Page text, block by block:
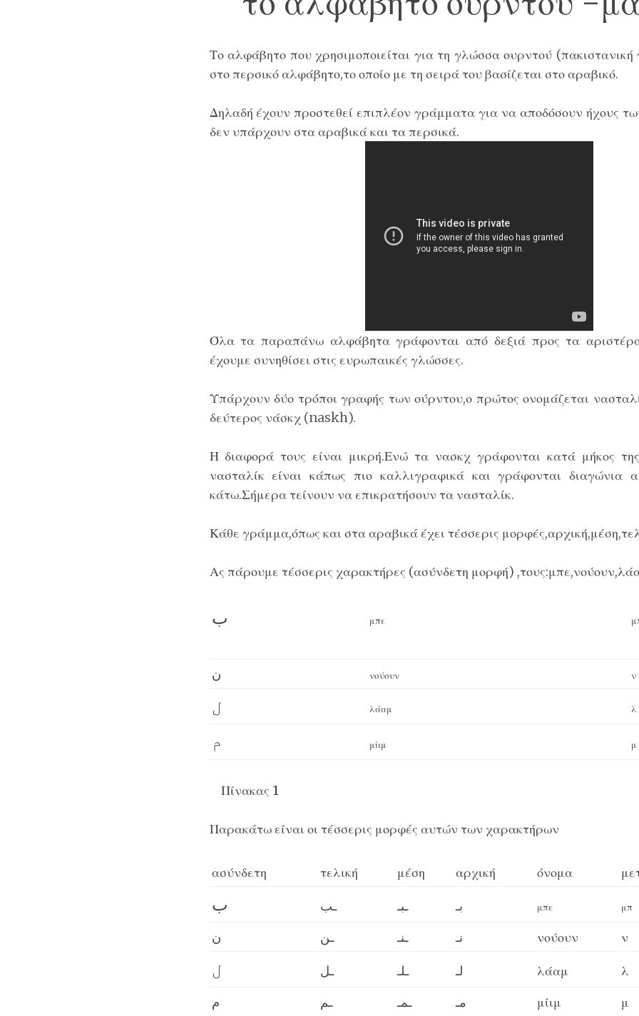
Το αλφάβητο που χρησιμοποιείται για τη γλώσσα ουρντού
στοπερσικό αλφάβητο,το οποίο με τη σειρά του βασίζεται στο αραβικό.
Δηλαδή έχουν προστεθεί επιπλέονγράμματα για να αποδόσουν ήχους
δεν υπάρχουν στα αραβικά και τα περσικά.
Όλα τα παραπάνω αλφάβητα γράφονται από δεξιά προς τα
έχουμε συνηθίσει στις ευρωπαικές γλώσσες.
Υπάρχουν δύο τρόποι γραφής των ούρντου,ο πρώτος ονομάζεται
δεύτερος νάσκχ (naskh).
Η διαφορά τους είναι μικρή.Ενώ τα νασκχ γράφονται κατά μήκος
νασταλίκ είναι κάπως πιο καλλιγραφικά και γράφονται
κάτω.Σήμερα τείνουν να επικρατήσουν τα νασταλίκ.
Κάθε γράμμα,όπως και στα αραβικά έχει τέσσερις
Ας πάρουμε τέσσερις χαρακτήρες (ασύνδετη μορφή)
ب μπε
ن νούουν ν
ل λάαμ λ
م μίιμ μ
Πίνακας 1
Παρακάτω είναι οι τέσσερις μορφές αυτών των χαρακτήρων
ασύνδετη τελική μέση αρχική όνομα
ب ـب ـبـ بـ μπε μπ
ن ـن ـنـ نـ νούουν ν
ل ـل ـلـ لـ λάαμ
λ
م
ـم ـمـ مـ μίιμ μ